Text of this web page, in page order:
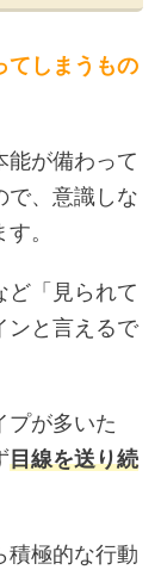
てしまうもの
能が備わって
で、意識しな
。
ど「見られて
ンと言えるで
プが多いた
目線を送り続
積極的な行動